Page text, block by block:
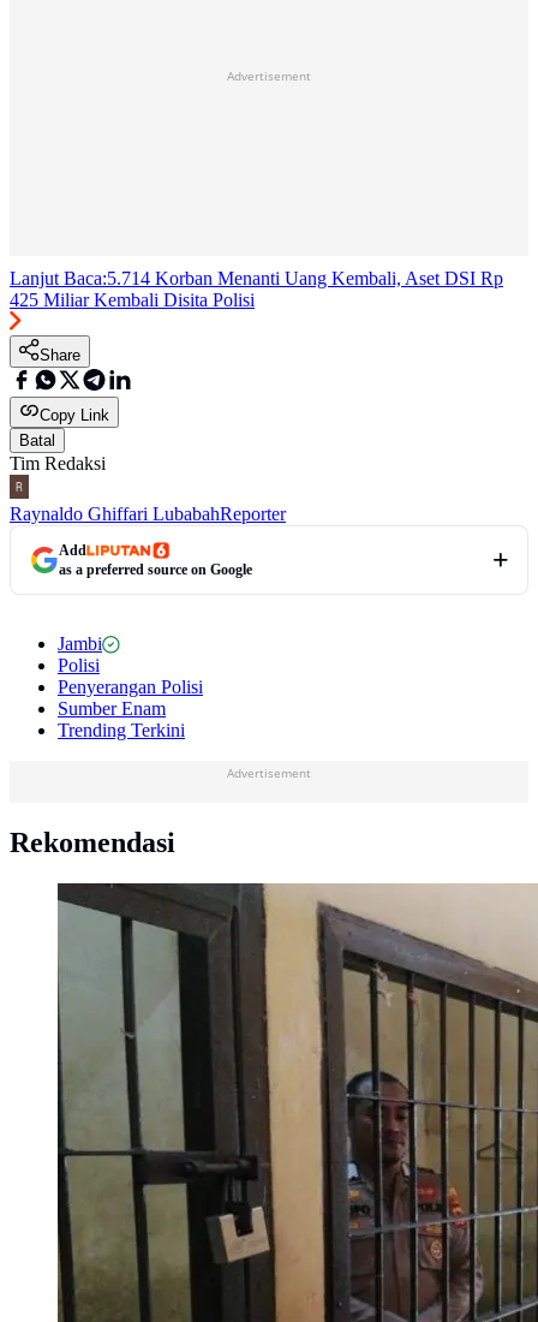
Advertisement
Lanjut Baca:5.714 Korban Menanti Uang Kembali, Aset DSI Rp
425 Miliar Kembali Disita Polisi
Share
Copy Link
Batal
Tim Redaksi
Raynaldo Ghiffari LubabahReporter
Add
as a preferred source on Google
Jambi
Polisi
Penyerangan Polisi
Sumber Enam
Trending Terkini
Advertisement
Rekomendasi